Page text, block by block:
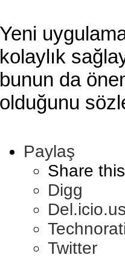
Yeni
kolaylık
bunun da
olduğunu
Paylaş
Share
Digg
Twitter